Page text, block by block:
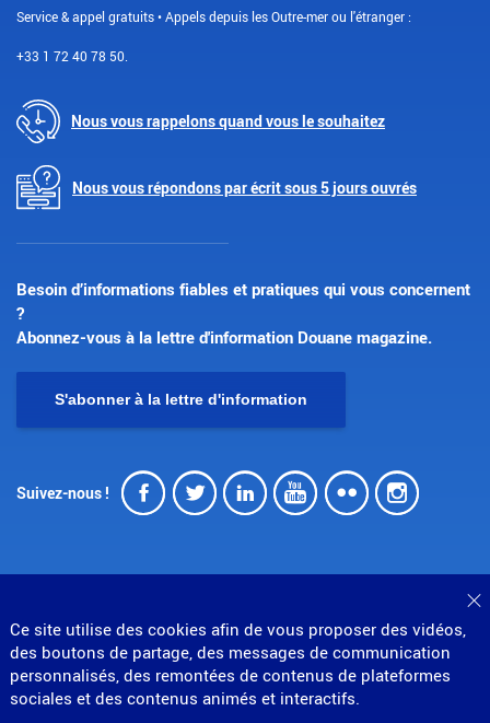
Ce site utilise des cookies afin de vous proposer des vidéos,
des boutons de partage, des messages de communication
personnalisés, des remontées de contenus de plateformes
sociales et des contenus animés et interactifs.
Service & appel gratuits • Appels depuis les Outre-mer ou l'étranger :
+33 1 72 40 78 50.
Nous vous rappelons quand vous le souhaitez
Nous vous répondons par écrit sous 5 jours ouvrés
Besoin d’informations fiables et pratiques qui vous concernent
?
Abonnez-vous à la lettre d'information Douane magazine.
S'abonner à la lettre d'information
Suivez-nous ! Facebook
Twitter
LinkedIn
Youtube
Flickr
© Direction générale des douanes et droits indirects
MENU
Mentions légales
Données personnelles
Gestion des cookies
Accessibilité : partiellement conforme